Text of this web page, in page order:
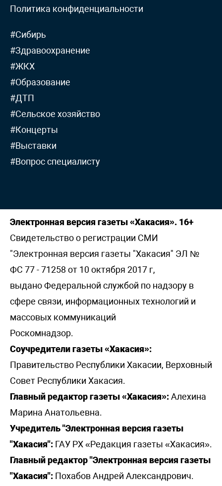
Политика конфиденциальности
#Сибирь
#Здравоохранение
#ЖКХ
#Образование
#ДТП
#Сельское хозяйство
#Концерты
#Выставки
#Вопрос специалисту
Электронная версия газеты «Хакасия». 16+
Свидетельство о регистрации СМИ
"Электронная версия газеты "Хакасия" ЭЛ №
ФС 77 - 71258 от 10 октября 2017 г,
выдано Федеральной службой по надзору в
сфере связи, информационных технологий и
массовых коммуникаций
Роскомнадзор.
Соучредители газеты «Хакасия»:
Правительство Республики Хакасии, Верховный
Совет Республики Хакасия.
Главный редактор газеты «Хакасия»:Алехина
Марина Анатольевна.
Учредитель "Электронная версия газеты
"Хакасия": ГАУ РХ «Редакция газеты «Хакасия».
Главный редактор "Электронная версия газеты
"Хакасия": Похабов Андрей Александрович.